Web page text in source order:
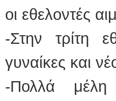
οι εθελοντές
-Στην τρίτη
γυναίκες και
-Πολλά μέλη